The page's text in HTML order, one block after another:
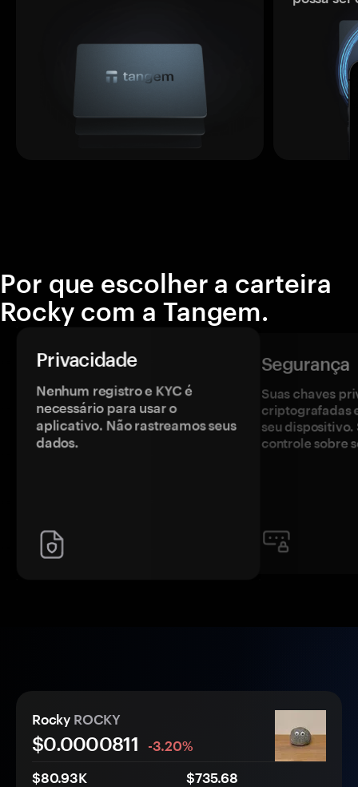
Por que escolher a carteira
Rocky com a Tangem.
Privacidade
Nenhum registro e KYC é
necessário para usar o
aplicativo. Não rastreamos seus
dados.
Segurança
Suas chaves
criptografadas
seu dispositivo.
controle sobre
Rocky ROCKY
$0.0000811
-3.20%
$80.93K
$735.68